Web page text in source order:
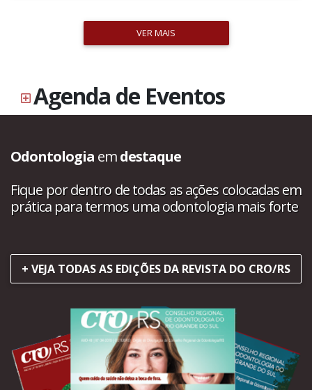
VER MAIS
Agenda de Eventos
Odontologia emdestaque
Fique por dentro de todas as ações colocadas em
prática para termos uma odontologia mais forte
+ VEJA TODAS AS EDIÇÕES DA REVISTA DO CRO/RS